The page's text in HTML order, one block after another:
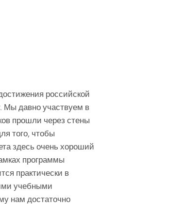
российской
Мы давно участвуем в
прошли через стены
того, чтобы
здесь очень хороший
программы
практически в
учебными
нам достаточно